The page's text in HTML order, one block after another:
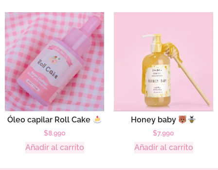
Óleo capilar Roll Cake
$8.990
Añadir al carrito
Honey baby
$7.990
Añadir al carrito